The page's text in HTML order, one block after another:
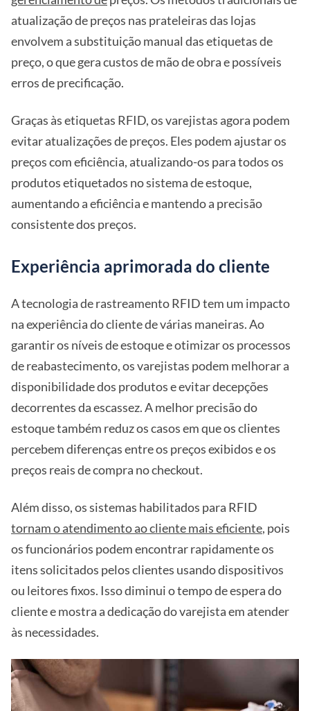
atualização de preços nas prateleiras das lojas
envolvem a substituição manual das etiquetas de
preço, o que gera custos de mão de obra e possíveis
erros de precificação.
Graças às etiquetas RFID, os varejistas agora podem
evitar atualizações de preços. Eles podem ajustar os
preços com eficiência, atualizando-os para todos os
produtos etiquetados no sistema de estoque,
aumentando a eficiência e mantendo a precisão
consistente dos preços.
Experiência aprimorada do cliente
A tecnologia de rastreamento RFID tem um impacto
na experiência do cliente de várias maneiras. Ao
garantir os níveis de estoque e otimizar os processos
de reabastecimento, os varejistas podem melhorar a
disponibilidade dos produtos e evitar decepções
decorrentes da escassez. A melhor precisão do
estoque também reduz os casos em que os clientes
percebem diferenças entre os preços exibidos e os
preços reais de compra no checkout.
Além disso, os sistemas habilitados para RFID
tornam o atendimento ao cliente mais eficiente, pois
os funcionários podem encontrar rapidamente os
itens solicitados pelos clientes usando dispositivos
ou leitores fixos. Isso diminui o tempo de espera do
cliente e mostra a dedicação do varejista em atender
às necessidades.